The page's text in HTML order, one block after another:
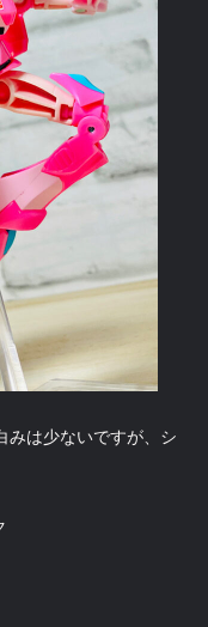
みは少ないですが、シ